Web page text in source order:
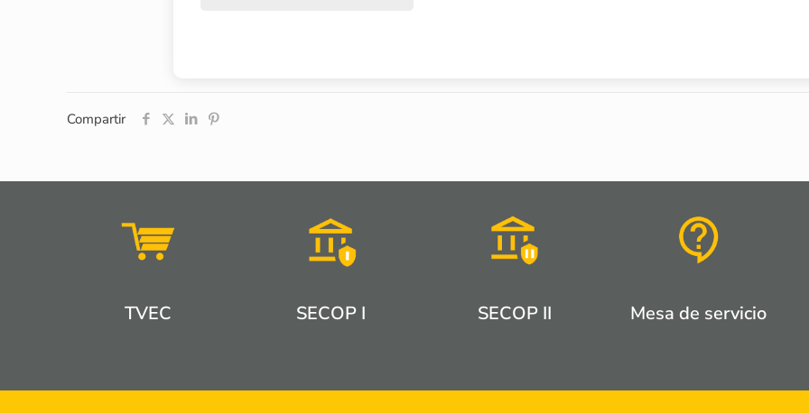
Compartir
TVEC SECOP I SECOP II Mesa de servicio